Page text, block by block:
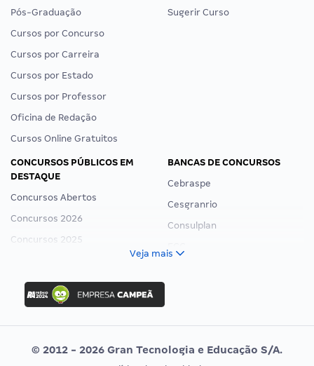
Pós-Graduação
Cursos por Concurso
Cursos por Carreira
Cursos por Estado
Cursos por Professor
Oficina de Redação
Cursos Online Gratuitos
Sugerir Curso
CONCURSOS PÚBLICOS EM
DESTAQUE
Concursos Abertos
Concursos 2026
Concursos 2025
Concurso Ibama
Concurso MPU
Editais publicados
BANCAS DE CONCURSOS
Cebraspe
Cesgranrio
Consulplan
Vunesp
Veja mais
© 2012 - 2026 Gran Tecnologia e Educação S/A.